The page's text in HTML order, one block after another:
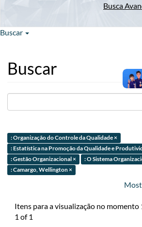
Busca
Buscar
Buscar
: Organização do Controle da Qualidade ×
: Estatística na Promoção da Qualidade e
: Gestão Organizacional ×
: O Sistema
: Camargo, Wellington ×
Itens para a visualização no momento
1 of 1